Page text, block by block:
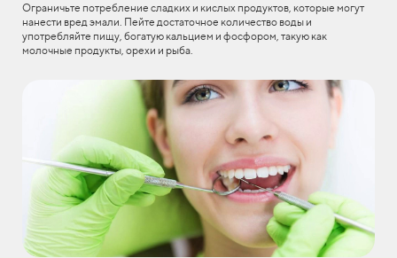
Ограничьте потребление сладких и кислых продуктов, которые могут
нанести вред эмали. Пейте достаточное количество воды и
употребляйте пищу, богатую кальцием и фосфором, такую как
молочные продукты, орехи и рыба.